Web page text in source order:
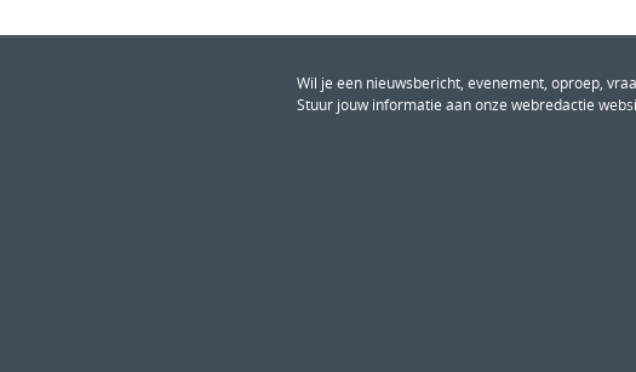
Wil je een nieuwsbericht, evenement, oproep,
Stuur jouw informatie aan onze webredactie